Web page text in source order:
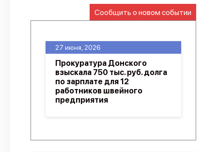
API
О проекте
Сообщить о новом событии
27 июня, 2026
Прокуратура Донского
взыскала 750 тыс. руб. долга
по зарплате для 12
работников швейного
предприятия